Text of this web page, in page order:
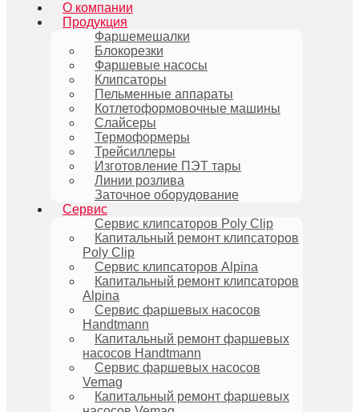
О компании
Продукция
Фаршемешалки
Блокорезки
Фаршевые насосы
Клипсаторы
Пельменные аппараты
Котлетоформовочные машины
Слайсеры
Термоформеры
Трейсиллеры
Изготовление ПЭТ тары
Линии розлива
Заточное оборудование
Сервис
Сервис клипсаторов Poly Clip
Капитальный ремонт клипсаторов
Poly Clip
Сервис клипсаторов Alpina
Капитальный ремонт клипсаторов
Alpina
Сервис фаршевых насосов
Handtmann
Капитальный ремонт фаршевых
насосов Handtmann
Сервис фаршевых насосов
Vemag
Капитальный ремонт фаршевых